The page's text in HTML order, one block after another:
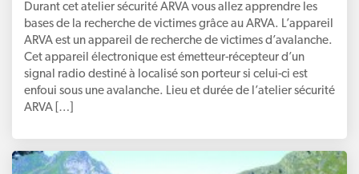
Durant cet atelier sécurité ARVA vous allez apprendre les
bases de la recherche de victimes grâce au ARVA. L’appareil
ARVA est un appareil de recherche de victimes d’avalanche.
Cet appareil électronique est émetteur-récepteur d’un
signal radio destiné à localisé son porteur si celui-ci est
enfoui sous une avalanche. Lieu et durée de l’atelier sécurité
ARVA […]